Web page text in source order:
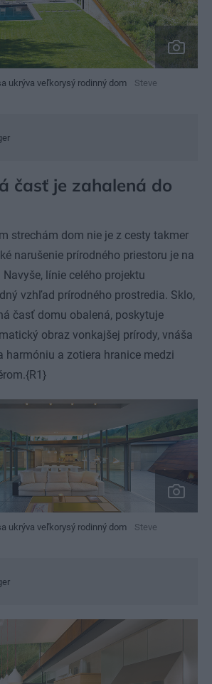
ukrýva veľkorysý rodinný dom
Steve
časť je zahalená do
strechám dom nie je z cesty takmer
narušenie prírodného priestoru je na
línie celého projektu
vzhľad prírodného prostredia. Sklo,
časť domu obalená, poskytuje
obraz vonkajšej prírody, vnáša
harmóniu a zotiera hranice medzi
ukrýva veľkorysý rodinný dom
Steve